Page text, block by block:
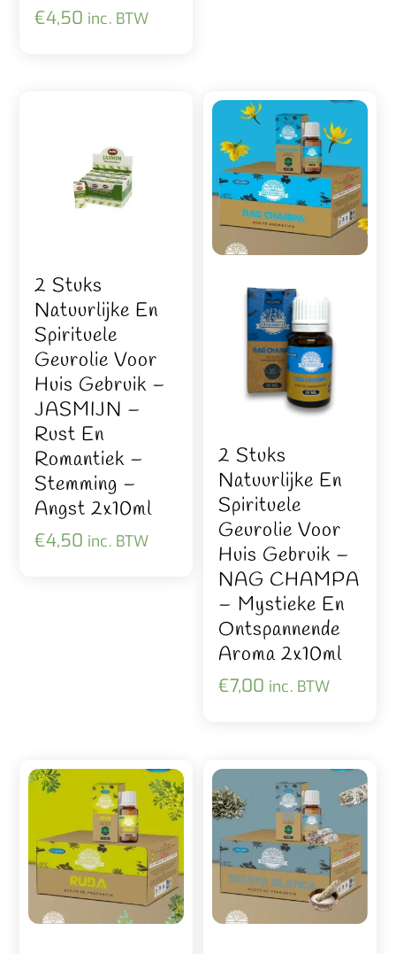
€4,50 inc. BTW
2 Stuks
Natuurlijke En
Spirituele
Geurolie Voor
Huis Gebruik –
JASMIJN –
Rust En
Romantiek –
Stemming –
Angst 2x10ml
€4,50 inc. BTW
2 Stuks
Natuurlijke En
Spirituele
Geurolie Voor
Huis Gebruik –
NAG CHAMPA
– Mystieke En
Ontspannende
Aroma 2x10ml
€7,00 inc. BTW